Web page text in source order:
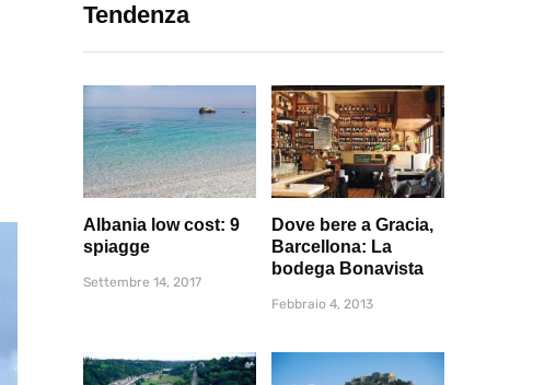
Tendenza
Albania low cost: 9
spiagge
Settembre 14, 2017
Dove bere a Gracia,
Barcellona: La
bodega Bonavista
Febbraio 4, 2013